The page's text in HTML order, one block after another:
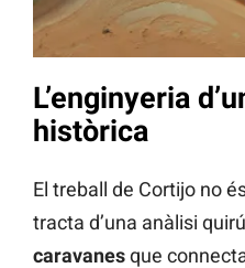
L’enginyeria
històrica
El treball de Cortijo no
tracta d’una anàlisi
caravanesque